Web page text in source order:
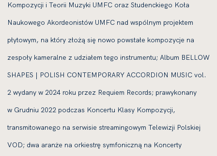
Kompozycji i Teorii Muzyki UMFC oraz Studenckiego Koła
Naukowego Akordeonistów UMFC nad wspólnym projektem
płytowym, na który złożą się nowo powstałe kompozycje na
zespoły kameralne z udziałem tego instrumentu; Album BELLOW
SHAPES | POLISH CONTEMPORARY ACCORDION MUSIC vol.
2 wydany w 2024 roku przez Requiem Records; prawykonany
w Grudniu 2022 podczas Koncertu Klasy Kompozycji,
transmitowanego na serwisie streamingowym Telewizji Polskiej
VOD; dwa aranże na orkiestrę symfoniczną na Koncerty